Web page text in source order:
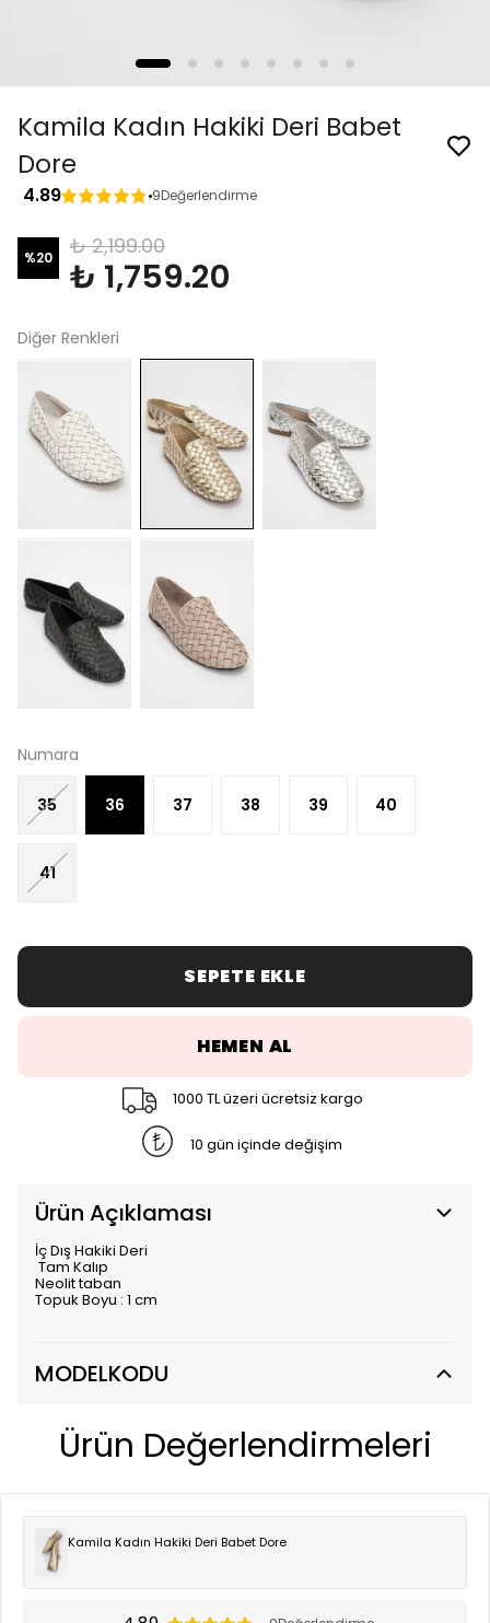
Kamila Kadın Hakiki Deri Babet
Dore
4.89 9Değerlendirme
%20 ₺ 2,199.00
₺ 1,759.20
Diğer Renkleri
Numara
35 36 37 38 39 40
41
SEPETE EKLE
HEMEN AL
1000 TL üzeri ücretsiz kargo
10 gün içinde değişim
Ürün Açıklaması
İç Dış Hakiki Deri
Tam Kalıp
Neolit taban
Topuk Boyu : 1 cm
MODELKODU
Ürün Değerlendirmeleri
Kamila Kadın Hakiki Deri Babet Dore